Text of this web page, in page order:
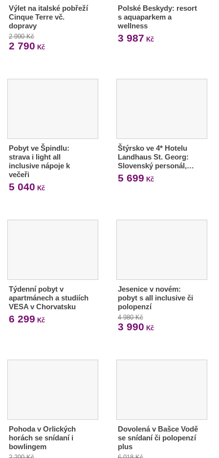
Výlet na italské pobřeží
Cinque Terre vč.
dopravy
2 990 Kč
2 790 Kč
Polské Beskydy: resort
s aquaparkem a
wellness
3 987 Kč
Pobyt ve Špindlu:
strava i light all
inclusive nápoje k
večeři
5 040 Kč
Štýrsko ve 4* Hotelu
Landhaus St. Georg:
Slovenský personál,…
5 699 Kč
Týdenní pobyt v
apartmánech a studiích
VESA v Chorvatsku
6 299 Kč
Jesenice v novém:
pobyt s all inclusive či
polopenzí
4 980 Kč
3 990 Kč
Pohoda v Orlických
horách se snídaní i
bowlingem
Dovolená v Bašce Vodě
se snídaní či polopenzí
plus